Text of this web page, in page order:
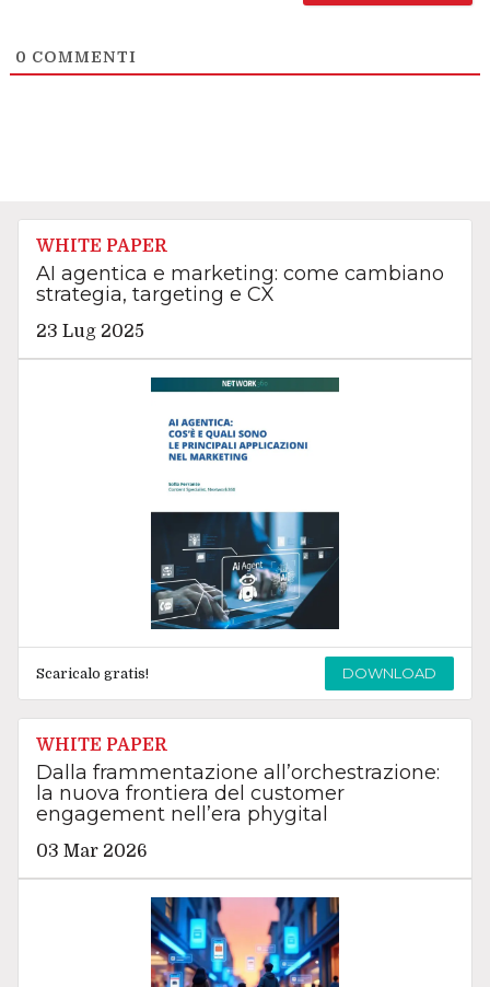
0 COMMENTI
WHITE PAPER
AI agentica e marketing: come cambiano
strategia, targeting e CX
23 Lug 2025
Scaricalo gratis! DOWNLOAD
WHITE PAPER
Dalla frammentazione all’orchestrazione:
la nuova frontiera del customer
engagement nell’era phygital
03 Mar 2026